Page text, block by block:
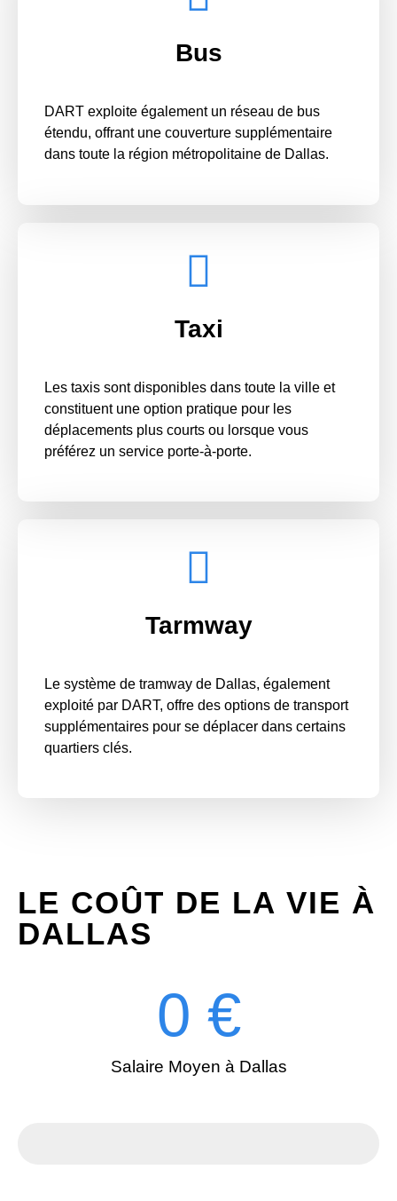
Bus
DART exploite également un réseau de bus
étendu, offrant une couverture supplémentaire
dans toute la région métropolitaine de Dallas.
Taxi
Les taxis sont disponibles dans toute la ville et
constituent une option pratique pour les
déplacements plus courts ou lorsque vous
préférez un service porte-à-porte.
Tarmway
Le système de tramway de Dallas, également
exploité par DART, offre des options de transport
supplémentaires pour se déplacer dans certains
quartiers clés.
LE COÛT DE LA VIE À
DALLAS
Salaire Moyen à Dallas
0 €